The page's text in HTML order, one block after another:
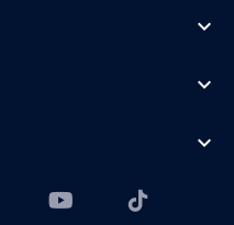
expand_more
expand_more
expand_more